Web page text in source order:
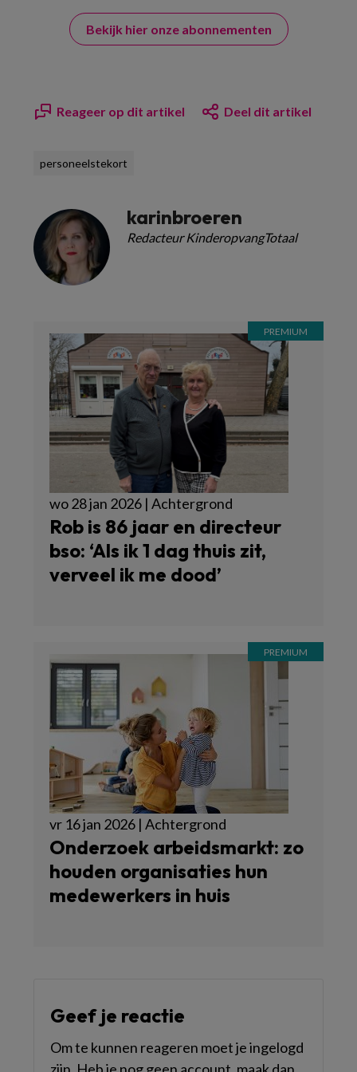
Bekijk hier onze abonnementen
Reageer op dit artikel Deel dit artikel
personeelstekort
karinbroeren
Redacteur KinderopvangTotaal
wo 28 jan 2026 | Achtergrond
Rob is 86 jaar en directeur
bso: ‘Als ik 1 dag thuis zit,
verveel ik me dood’
vr 16 jan 2026 | Achtergrond
Onderzoek arbeidsmarkt: zo
houden organisaties hun
medewerkers in huis
Geef je reactie
Om te kunnen reageren moet je ingelogd